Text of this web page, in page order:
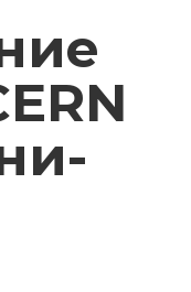
на нашем